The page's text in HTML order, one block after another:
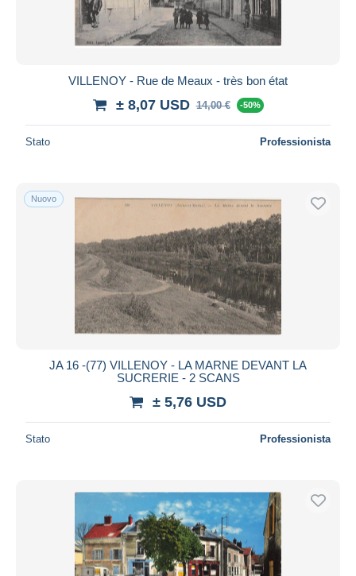
VILLENOY - Rue de Meaux - très bon état
± 8,07 USD 14,00 € -50%
Stato Professionista
Nuovo
JA 16 -(77) VILLENOY - LA MARNE DEVANT LA
SUCRERIE - 2 SCANS
± 5,76 USD
Stato Professionista